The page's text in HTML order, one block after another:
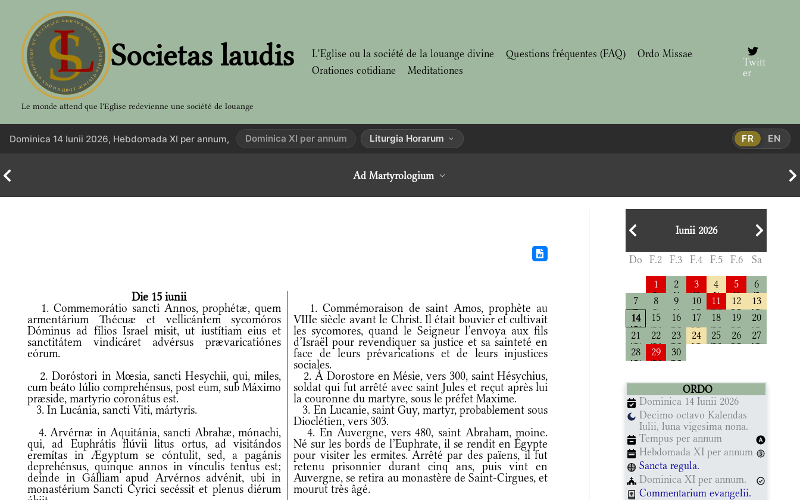
contenu
Societas laudis
Le monde attend que l'Eglise redevienne une société de louange
L’Eglise ou la société de la louange divine Questions fréquentes (FAQ)
Ordo Missae
Orationes cotidiane
Meditationes
Twitt
er
Dominica 14 Iunii 2026, Hebdomada XI per annum, Dominica XI per annum Liturgia Horarum FR EN
Ad Martyrologium
Die 15 iunii
1. Commemorátio sancti Annos, prophétæ, quem
armentárium Thécuæ et vellicántem sycomóros
Dóminus ad fílios Israel misit, ut iustítiam eius et
sanctitátem vindicáret advérsus prævaricatiónes
eórum.
1. Commémoraison de saint Amos, prophète au
VIIIe siècle avant le Christ. Il était bouvier et cultivait
les sycomores, quand le Seigneur l’envoya aux fils
d’Israël pour revendiquer sa justice et sa sainteté en
face de leurs prévarications et de leurs injustices
sociales.
2. Doróstori in Mœsia, sancti Hesychii, qui, miles,
cum beáto Iúlio comprehénsus, post eum, sub Máximo
præside, martyrio coronátus est.
2. À Dorostore en Mésie, vers 300, saint Hésychius,
soldat qui fut arrêté avec saint Jules et reçut après lui
la couronne du martyre, sous le préfet Maxime.
3. In Lucánia, sancti Viti, mártyris.
3. En Lucanie, saint Guy, martyr, probablement sous
Dioclétien, vers 303.
4. Arvérnæ in Aquitánia, sancti Abrahæ, mónachi,
qui, ad Euphrátis flúvii litus ortus, ad visitándos
eremítas in Ægyptum se cóntulit, sed, a pagánis
deprehénsus, quinque annos in vínculis tentus est;
deínde in Gálliam apud Arvérnos advénit, ubi in
monastérium Sancti Cyrici secéssit et plenus diérum
4. En Auvergne, vers 480, saint Abraham, moine.
Né sur les bords de l’Euphrate, il se rendit en Égypte
pour visiter les ermites. Arrêté par des païens, il fut
retenu prisonnier durant cinq ans, puis vint en
Auvergne, se retira au monastère de Saint-Cirgues, et
mourut très âgé.
Iunii 2026
Do F.2 F.3 F.4 F.5 F.6 Sa
1 2 3 4 5
6
7
8 9 10 11 12
13
14
15 16 17 18 19
20
21
22 23 24 25 26
27
28
29 30
ORDO
Dominica 14 Iunii 2026
Decimo octavo Kalendas
Iulii, luna vigesima nona.
Tempus per annum
Hebdomada XI per annum
Sancta regula.
Dominica XI per annum.
Commentarium evangelii.